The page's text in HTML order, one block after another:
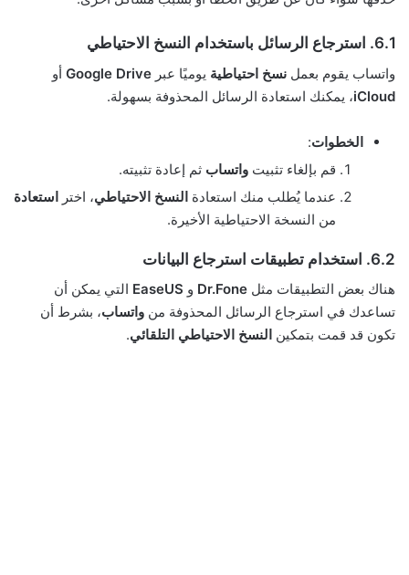
6.1. استرجاع الرسائل باستخدام النسخ الاحتياطي
واتساب يقوم بعمل نسخ احتياطية يوميًا عبر Google Drive أو
iCloud، يمكنك استعادة الرسائل المحذوفة بسهولة.
الخطوات:
قم بإلغاء تثبيت واتساب ثم إعادة تثبيته.
عندما يُطلب منك استعادة النسخ الاحتياطي، اختر استعادة
من النسخة الاحتياطية الأخيرة.
6.2. استخدام تطبيقات استرجاع البيانات
هناك بعض التطبيقات مثل Dr.Fone و EaseUS التي يمكن أن
تساعدك في استرجاع الرسائل المحذوفة من واتساب، بشرط أن
تكون قد قمت بتمكين النسخ الاحتياطي التلقائي.